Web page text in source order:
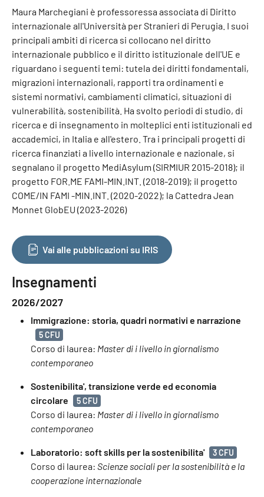
Maura Marchegiani è professoressa associata di Diritto
internazionale all'Università per Stranieri di Perugia. I suoi
principali ambiti di ricerca si collocano nel diritto
internazionale pubblico e il diritto istituzionale dell'UE e
riguardano i seguenti temi: tutela dei diritti fondamentali,
migrazioni internazionali, rapporti tra ordinamenti e
sistemi normativi, cambiamenti climatici, situazioni di
vulnerabilità, sostenibilità. Ha svolto periodi di studio, di
ricerca e di insegnamento in molteplici enti istituzionali ed
accademici, in Italia e all'estero. Tra i principali progetti di
ricerca finanziati a livello internazionale e nazionale, si
segnalano il progetto MediAsylum (SIRMIUR 2015-2018); il
progetto FOR.ME FAMI-MIN.INT. (2018-2019); il progetto
COME/IN FAMI -MIN.INT. (2020-2022); la Cattedra Jean
Monnet GlobEU (2023-2026)
Vai alle pubblicazioni su IRIS
Insegnamenti
2026/2027
Immigrazione: storia, quadri normativi e narrazione
5 CFU
Corso di laurea: Master di i livello in giornalismo
contemporaneo
Sostenibilita', transizione verde ed economia
circolare
5 CFU
Corso di laurea: Master di i livello in giornalismo
contemporaneo
Laboratorio: soft skills per la sostenibilita' 3 CFU
Corso di laurea: Scienze sociali per la sostenibilità e la
cooperazione internazionale